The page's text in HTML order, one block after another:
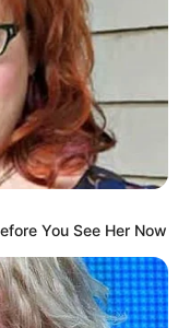
You See Her Now